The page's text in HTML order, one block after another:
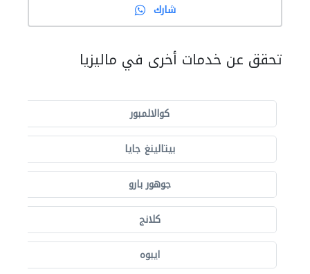
شارك
تحقق عن خدمات أخرى في ماليزيا
كوالالمبور
بيتالينغ جايا
جوهور بارو
كلانج
ايبوه